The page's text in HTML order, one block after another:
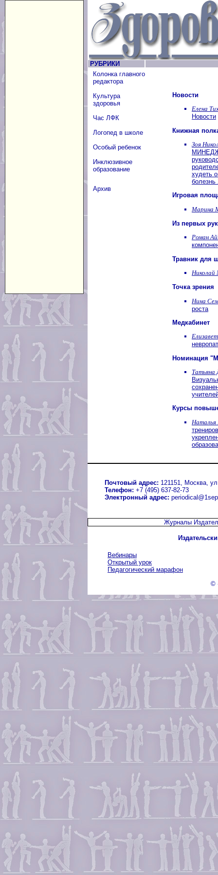
РУБРИКИ
Колонка главного
редактора
Культура
здоровья
Час ЛФК
Логопед в школе
Особый ребенок
Инклюзивное
образование
Архив
Новости
Елена
Новости
Книжная
Зоя
худеть
Игровая
Марина
Из первых рук
Роман
Травник для
Николай
Точка зрения
Нина
роста
Медкабинет
Номинация
Татьяна
Курсы
Почтовый адрес: 121151, Москва,
Телефон: +7 (495) 637-82-73
Электронный адрес:
Журналы
Вебинары
Открытый урок
Педагогический марафон
©